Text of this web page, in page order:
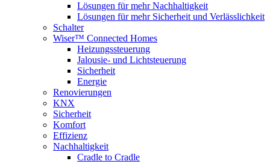
Lösungen für mehr Nachhaltigkeit
Lösungen für mehr Sicherheit und Verlässlichkeit
Schalter
Wiser™ Connected Homes
Heizungssteuerung
Jalousie- und Lichtsteuerung
Sicherheit
Energie
Renovierungen
KNX
Sicherheit
Komfort
Effizienz
Nachhaltigkeit
Cradle to Cradle